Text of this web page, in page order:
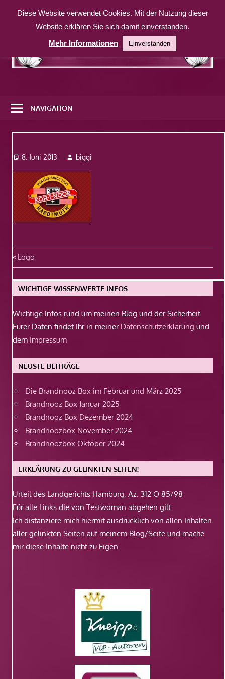
Inhalt
weitere
Website
NAVIGATION
8. Juni 2013 biggi
Beitragsnavigation
Vorheriger
Beitrag:
Logo
WICHTIGE WISSENWERTE INFOS
Wichtige Infos rund um meinen Blog und der Sicherheit
Eurer Daten findet Ihr in meiner Datenschutzerklärung und
dem Impressum
NEUSTE BEITRÄGE
Die Brandnooz Box im Februar und März 2025
Brandnooz Box Januar 2025
Brandnooz Box Dezember 2024
Brandnoozbox November 2024
Brandnoozbox Oktober 2024
ERKLÄRUNG ZU GELINKTEN SEITEN!
Urteil des Landgerichts Hamburg, Az. 312 O 85/98
Für alle Links die von Testwoman abgehen gilt:
Ich distanziere mich hiermit ausdrücklich von allen Inhalten
aller gelinkten Seiten auf meinem Blog/Seite und mache
mir diese Inhalte nicht zu Eigen.
Diese Website verwendet Cookies. Mit der Nutzung dieser
Website erklären Sie sich damit einverstanden.
Mehr Informationen
Einverstanden